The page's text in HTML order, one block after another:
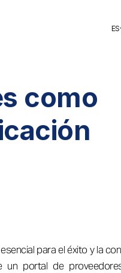
ES
como
para el éxito y la
un portal de